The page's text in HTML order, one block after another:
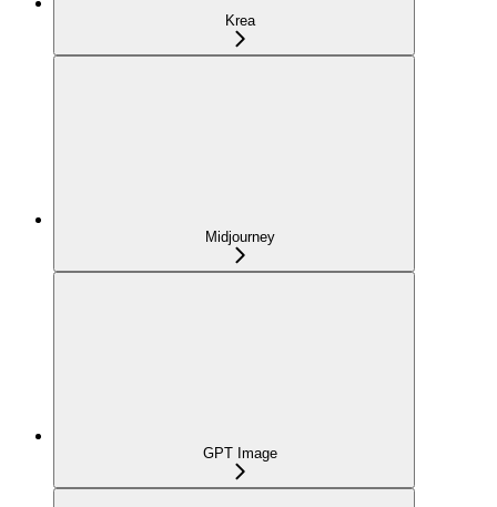
Krea
Midjourney
GPT Image